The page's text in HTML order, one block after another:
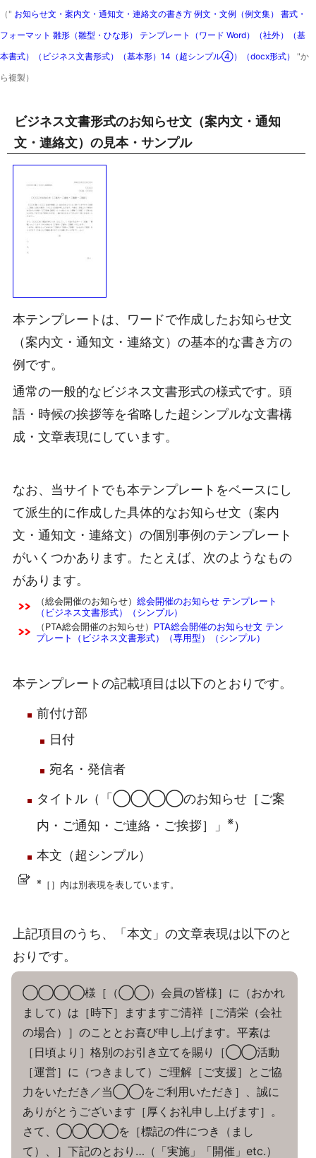
（" お知らせ文・案内文・通知文・連絡文の書き方 例文・文例（例文集） 書式・
フォーマット 雛形（雛型・ひな形） テンプレート（ワード Word）（社外）（基
本書式）（ビジネス文書形式）（基本形）14（超シンプル④）（docx形式） "か
ら複製）
ビジネス文書形式のお知らせ文（案内文・通知
文・連絡文）の見本・サンプル
本テンプレートは、ワードで作成したお知らせ文
（案内文・通知文・連絡文）の基本的な書き方の
例です。
通常の一般的なビジネス文書形式の様式です。頭
語・時候の挨拶等を省略した超シンプルな文書構
成・文章表現にしています。
なお、当サイトでも本テンプレートをベースにし
て派生的に作成した具体的なお知らせ文（案内
文・通知文・連絡文）の個別事例のテンプレート
がいくつかあります。たとえば、次のようなもの
があります。
（総会開催のお知らせ） 総会開催のお知らせ テンプレート
（ビジネス文書形式）（シンプル）
（PTA総会開催のお知らせ） PTA総会開催のお知らせ文 テン
プレート（ビジネス文書形式）（専用型）（シンプル）
本テンプレートの記載項目は以下のとおりです。
前付け部
日付
宛名・発信者
タイトル（「◯◯◯◯のお知らせ［ご案
内・ご通知・ご連絡・ご挨拶］」 ※）
本文（超シンプル）
※ ［］内は別表現を表しています。
上記項目のうち、「本文」の文章表現は以下のと
おりです。
◯◯◯◯様［（◯◯）会員の皆様］に（おかれ
まして）は［時下］ますますご清祥［ご清栄（会社
の場合）］のこととお喜び申し上げます。平素は
［日頃より］格別のお引き立てを賜り［◯◯活動
［運営］に（つきまして）ご理解［ご支援］とご協
力をいただき／当◯◯をご利用いただき］、誠に
ありがとうございます［厚くお礼申し上げます］。
さて、◯◯◯◯を［標記の件につき（まし
て）、］下記のとおり…（「実施」「開催」etc.）